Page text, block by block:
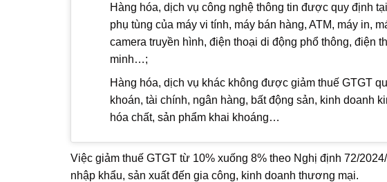
Hàng hóa, dịch vụ công nghệ thông tin được quy định
phụ tùng của máy vi tính, máy bán hàng, ATM, máy in,
camera truyền hình, điện thoại di động phổ thông, điện
minh…;
Hàng hóa, dịch vụ khác không được giảm thuế GTGT
khoán, tài chính, ngân hàng, bất động sản, kinh doanh
hóa chất, sản phẩm khai khoáng…
Việc giảm thuế GTGT từ 10% xuống 8% theo Nghị định 72/
nhập khẩu, sản xuất đến gia công, kinh doanh thương mại.